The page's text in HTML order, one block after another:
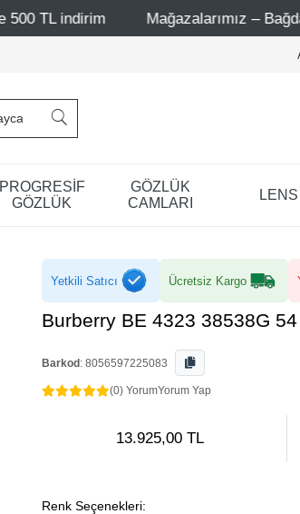
Mağazalarımız – Bağdat Caddesi 1 -
PROGRESİF
GÖZLÜK
GÖZLÜK
CAMLARI
LENS
Yetkili Satıcı Ücretsiz Kargo
Burberry BE 4323 38538G
Barkod : 8056597225083
(0) YorumYorum Yap
13.925,00 TL
Renk Seçenekleri: